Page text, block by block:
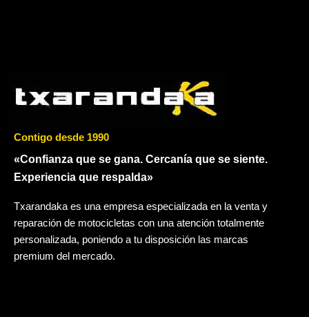
Contigo desde 1990
«Confianza que se gana. Cercanía que se siente.
Experiencia que respalda»
Txarandaka es una empresa especializada en la venta y
reparación de motocicletas con una atención totalmente
personalizada, poniendo a tu disposición las marcas
premium del mercado.